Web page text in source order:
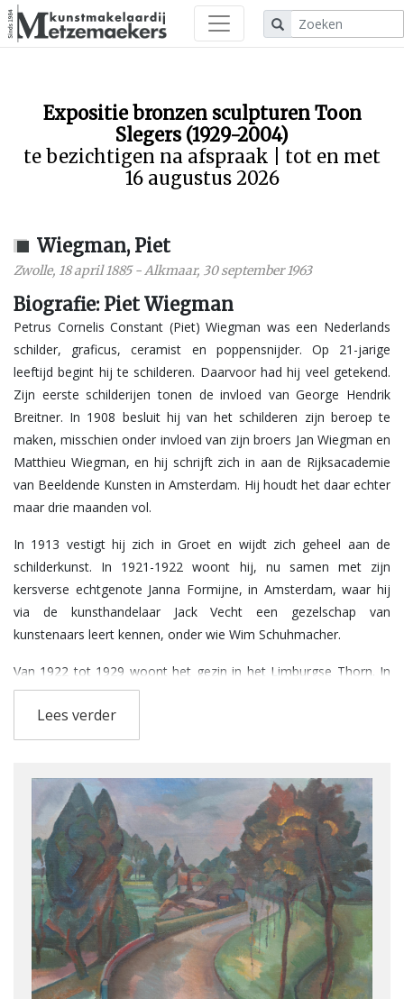
Expositie bronzen sculpturen Toon
Slegers (1929-2004)
te bezichtigen na afspraak | tot en met
16 augustus 2026
Wiegman, Piet
Zwolle, 18 april 1885-Alkmaar, 30 september 1963
Biografie: Piet Wiegman
Petrus Cornelis Constant (Piet) Wiegman was een Nederlands
schilder, graficus, ceramist en poppensnijder. Op 21-jarige
leeftijd begint hij te schilderen. Daarvoor had hij veel getekend.
Zijn eerste schilderijen tonen de invloed van George Hendrik
Breitner. In 1908 besluit hij van het schilderen zijn beroep te
maken, misschien onder invloed van zijn broers Jan Wiegman en
Matthieu Wiegman, en hij schrijft zich in aan de Rijksacademie
van Beeldende Kunsten in Amsterdam. Hij houdt het daar echter
maar drie maanden vol.
In 1913 vestigt hij zich in Groet en wijdt zich geheel aan de
schilderkunst. In 1921-1922 woont hij, nu samen met zijn
kersverse echtgenote Janna Formijne, in Amsterdam, waar hij
via de kunsthandelaar Jack Vecht een gezelschap van
kunstenaars leert kennen, onder wie Wim Schuhmacher.
Van 1922 tot 1929 woont het gezin in het Limburgse Thorn. In
die periode ontstaat een levenslange en vruchtbare vriendschap
met Hendrik Wiegersma en zijn vrouw Nel Daniëls. Ook met
Constant Permeke voelt Wiegman een verwantschap in de
Thorn maakt hij vele houtsneden, hij snijdt poppen voor de
kinderen Wiegersma en begint te beeldhouwen.
In 1929 gaan zij weer naar Noord-Holland en in 1938 betrekken
zij een woning met een ruim atelier in Groet. Hij wordt wel
gerekend tot de Bergense School. Vanaf 1932 is Piet Wiegman
ook werkzaam als ceramist. Gedurende de oorlogsperiode kan
Wiegman niet werken maar na 1945 en ondanks de opkomst
van de Cobra-beweging, herstelt hij zich. Een hartaanval in 1950
maakt hem echter het schilderen onmogelijk en beperkt zijn
Lees verder